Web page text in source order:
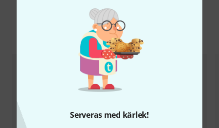
Serveras med kärlek!
Jämför alternativ